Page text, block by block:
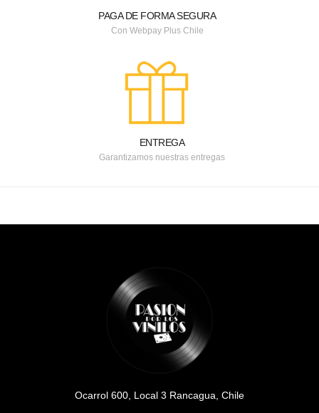
PAGA DE FORMA SEGURA
Con Webpay Plus Chile
ENTREGA
Garantizamos nuestras entregas
Ocarrol 600, Local 3 Rancagua, Chile